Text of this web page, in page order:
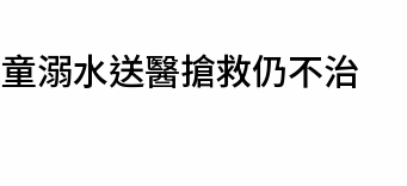
運勢
溺水送醫搶救仍不治